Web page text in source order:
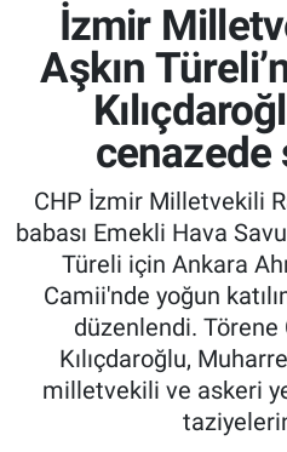
İzmir
Aşkın
CHP İzmir Milletvekili
babası Emekli Hava
Türeli için Ankara
Camii'nde yoğun
düzenlendi.
Kılıçdaroğlu,
milletvekili ve askeri
İzmir Namaz Vakitleri
İzmir Trafik Yoğunluk
Süper Lig Puan
Tüm Manşetler
Son Dakika Haberleri
Haber Arşivi